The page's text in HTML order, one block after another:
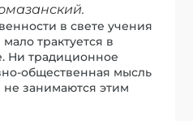
в свете учения
трактуется в
Ни традиционное
общественная мысль
занимаются этим